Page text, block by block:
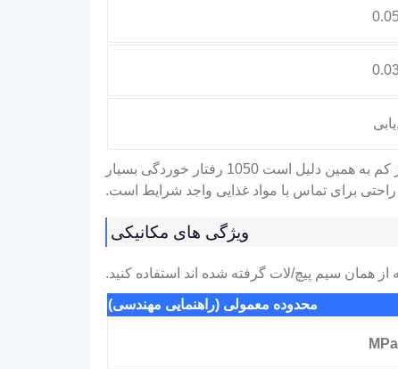
نیاز به MTC تامین کننده با مقادیر واقعی اندازه گیری شده و قابلیت ردیابی گرما/لات. کم مس و آلیاژ کم به همین دلیل است 1050 رفتار خوردگی بسیار
راحتی برای تماس با مواد غذایی واجد شرایط است.
ویژگی های مکانیکی
همان سیم پیچ/لات گرفته شده اند استفاده کنید.
محدوده معمولی (راهنمایی مهندسی)